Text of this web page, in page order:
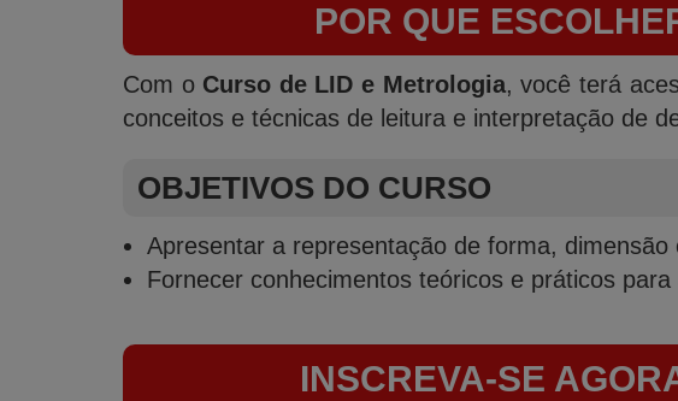
POR QUE
Com o Curso de LID e Metrologia, você terá
conceitos e técnicas de leitura e interpretação de
OBJETIVOS DO CURSO
Apresentar a representação de forma,
Fornecer conhecimentos teóricos e práticos
INSCREVA-SE